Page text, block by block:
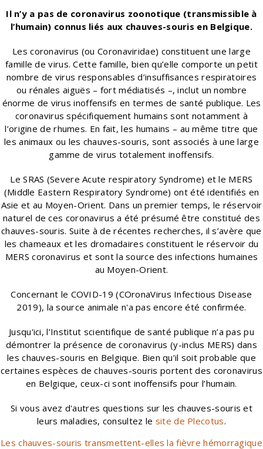
Il n’y a pas de coronavirus zoonotique (transmissible à
l’humain) connus liés aux chauves-souris en Belgique.
Les coronavirus (ou Coronaviridae) constituent une large
famille de virus. Cette famille, bien qu’elle comporte un petit
nombre de virus responsables d’insuffisances respiratoires
ou rénales aiguës – fort médiatisés –, inclut un nombre
énorme de virus inoffensifs en termes de santé publique. Les
coronavirus spécifiquement humains sont notamment à
l’origine de rhumes. En fait, les humains – au même titre que
les animaux ou les chauves-souris, sont associés à une large
gamme de virus totalement inoffensifs.
Le SRAS (Severe Acute respiratory Syndrome) et le MERS
(Middle Eastern Respiratory Syndrome) ont été identifiés en
Asie et au Moyen-Orient. Dans un premier temps, le réservoir
naturel de ces coronavirus a été présumé être constitué des
chauves-souris. Suite à de récentes recherches, il s’avère que
les chameaux et les dromadaires constituent le réservoir du
MERS coronavirus et sont la source des infections humaines
au Moyen-Orient.
Concernant le COVID-19 (COronaVirus Infectious Disease
2019), la source animale n'a pas encore été confirmée.
Jusqu'ici, l’Institut scientifique de santé publique n’a pas pu
démontrer la présence de coronavirus (y-inclus MERS) dans
les chauves-souris en Belgique. Bien qu’il soit probable que
certaines espèces de chauves-souris portent des coronavirus
en Belgique, ceux-ci sont inoffensifs pour l’humain.
Si vous avez d'autres questions sur les chauves-souris et
leurs maladies, consultez le site de Plecotus.
Les chauves-souris transmettent-elles la fièvre hémorragique